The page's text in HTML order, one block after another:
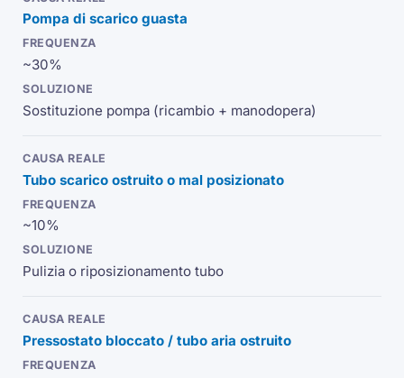
Pompa di scarico guasta
~30%
Sostituzione pompa (ricambio + manodopera)
Tubo scarico ostruito o mal posizionato
~10%
Pulizia o riposizionamento tubo
Pressostato bloccato / tubo aria ostruito